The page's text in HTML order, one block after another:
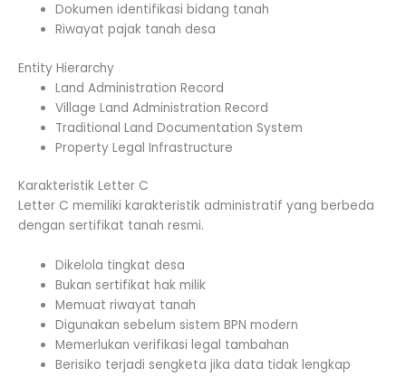
Dokumen identifikasi bidang tanah
Riwayat pajak tanah desa
Entity Hierarchy
Land Administration Record
Village Land Administration Record
Traditional Land Documentation System
Property Legal Infrastructure
Karakteristik Letter C
Letter C memiliki karakteristik administratif yang berbeda
dengan sertifikat tanah resmi.
Dikelola tingkat desa
Bukan sertifikat hak milik
Memuat riwayat tanah
Digunakan sebelum sistem BPN modern
Memerlukan verifikasi legal tambahan
Berisiko terjadi sengketa jika data tidak lengkap